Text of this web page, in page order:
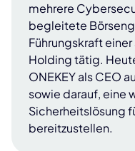
mehrere
begleitete
Führungskraft
Holding tätig.
ONEKEY als CEO
sowie darauf, eine
Sicherheitslösung
bereitzustellen.